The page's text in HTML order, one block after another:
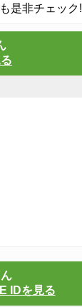
是非チェック
IDを見る